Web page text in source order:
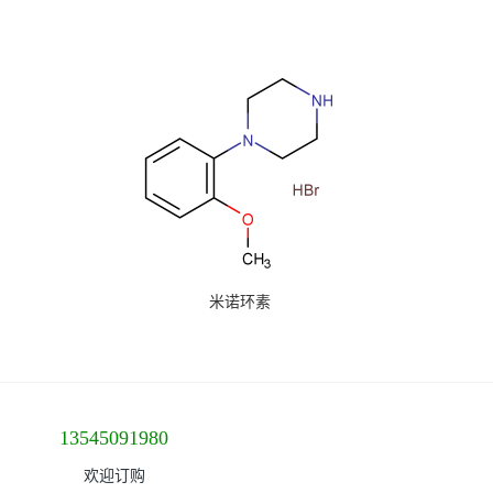
米诺环素
13545091980
欢迎订购